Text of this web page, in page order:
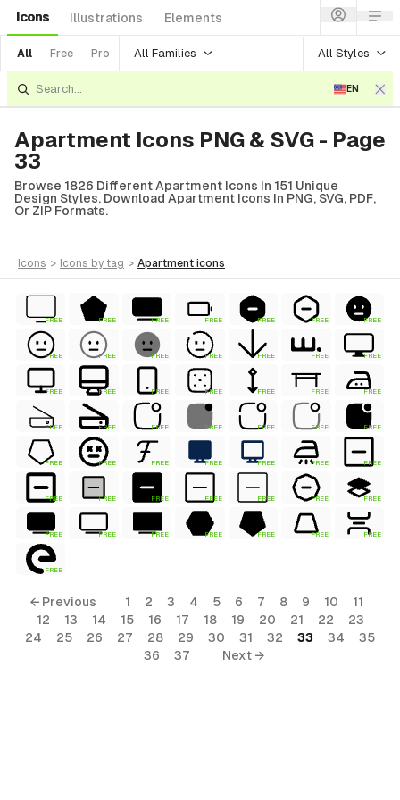
Icons Illustrations Elements
All Free Pro All Families All Styles
EN
Apartment Icons PNG & SVG - Page
33
Browse 1826 Different Apartment Icons In 151 Unique
Design Styles. Download Apartment Icons In PNG, SVG, PDF,
Or ZIP Formats.
icons > icons by tag > apartment icons
FREE FREE FREE FREE FREE FREE FREE
FREE FREE FREE FREE FREE FREE FREE
FREE FREE FREE FREE FREE FREE FREE
FREE FREE FREE FREE FREE FREE FREE
FREE FREE FREE FREE FREE FREE FREE
FREE FREE FREE FREE FREE FREE FREE
FREE FREE FREE FREE FREE FREE FREE
FREE
← Previous 1 2 3 4 5 6 7 8 9 10
11
12
13 14 15 16 17 18 19 20 21 22
23
24
25 26 27 28 29 30 31 32 33 34
35
36
37 Next →